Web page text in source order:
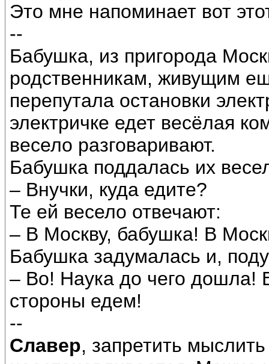
Это мне напоминает вот
--
Бабушка, из пригорода
родственникам, живущим
перепутала остановки
электричке едет весёлая
весело разговаривают.
Бабушка поддалась их
– Внучки, куда едите?
Те ей весело отвечают:
– В Москву, бабушка! В
Бабушка задумалась и,
– Во! Наука до чего дошла!
стороны едем!
--
Славер, запретить